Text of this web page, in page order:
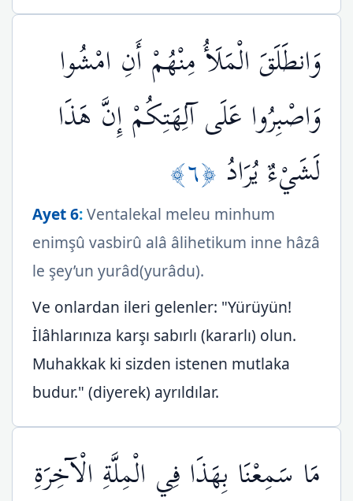
وَانطَلَقَ الْمَلَأُ مِنْهُمْ أَنِ امْشُوا
وَاصْبِرُوا عَلَى آلِهَتِكُمْ إِنَّ هَذَا
لَشَيْءٌ يُرَادُ ﴿٦﴾
Ayet 6:Ventalekal meleu minhum
enimşû vasbirû alâ âlihetikum inne hâzâ
le şey’un yurâd(yurâdu).
Ve onlardan ileri gelenler: "Yürüyün!
İlâhlarınıza karşı sabırlı (kararlı) olun.
Muhakkak ki sizden istenen mutlaka
budur." (diyerek) ayrıldılar.
مَا سَمِعْنَا بِهَذَا فِي الْمِلَّةِ الْآخِرَةِ